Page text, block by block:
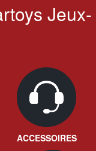
Jeux-
ACCESSOIRES